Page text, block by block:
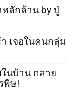
ลักล้าน by ปู่
เจอในคนกลุ่ม
นบ้าน กลาย
พิษ!